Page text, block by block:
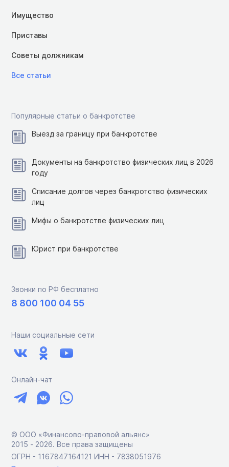
Имущество
Приставы
Советы должникам
Все статьи
Популярные статьи о банкротстве
Выезд за границу при банкротстве
Документы на банкротство физических лиц в 2026
году
Списание долгов через банкротство физических
лиц
Мифы о банкротстве физических лиц
Юрист при банкротстве
Звонки по РФ бесплатно
8 800 100 04 55
Наши социальные сети
Онлайн-чат
© ООО «Финансово-правовой альянс»
2015 ‑ 2026. Все права защищены
ОГРН - 1167847164121 ИНН - 7838051976